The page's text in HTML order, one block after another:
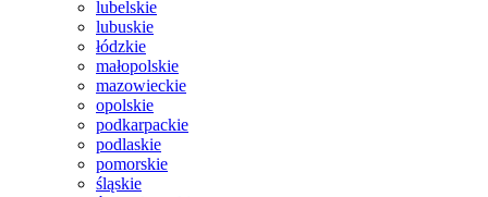
lubelskie
lubuskie
łódzkie
małopolskie
mazowieckie
opolskie
podkarpackie
podlaskie
pomorskie
śląskie